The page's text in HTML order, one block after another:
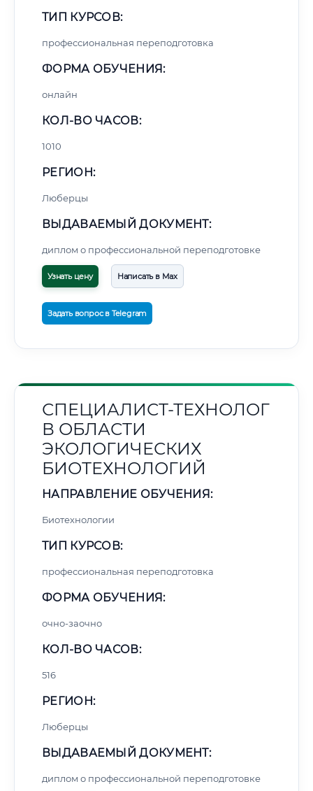
ТИП КУРСОВ:
профессиональная переподготовка
ФОРМА ОБУЧЕНИЯ:
онлайн
КОЛ-ВО ЧАСОВ:
1010
РЕГИОН:
Люберцы
ВЫДАВАЕМЫЙ ДОКУМЕНТ:
диплом о профессиональной переподготовке
Узнать цену Написать в Max
Задать вопрос в Telegram
СПЕЦИАЛИСТ-ТЕХНОЛОГ
В ОБЛАСТИ
ЭКОЛОГИЧЕСКИХ
БИОТЕХНОЛОГИЙ
НАПРАВЛЕНИЕ ОБУЧЕНИЯ:
Биотехнологии
ТИП КУРСОВ:
профессиональная переподготовка
ФОРМА ОБУЧЕНИЯ:
очно-заочно
КОЛ-ВО ЧАСОВ:
516
РЕГИОН:
Люберцы
ВЫДАВАЕМЫЙ ДОКУМЕНТ:
диплом о профессиональной переподготовке